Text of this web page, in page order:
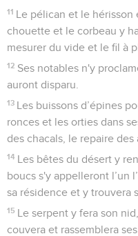
11 Le pélican et le hérisson
chouette et le corbeau y
mesurer du vide et le fil à
12 Ses notables n'y
auront disparu.
13 Les buissons d’épines
ronces et les orties dans
des chacals, le repaire des
14 Les bêtes du désert y
boucs s'y appelleront l’un
sa résidence et y trouvera
15 Le serpent y fera son
couvera et rassemblera